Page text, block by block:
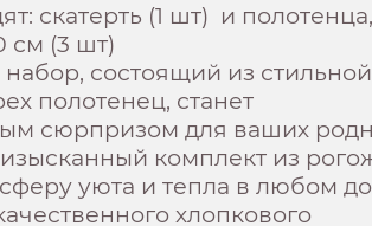
скатерть (1 шт) и полотенца,
см (3 шт)
состоящий из стильной
полотенец, станет
сюрпризом для ваших
комплект из
уюта и тепла в любом
хлопкового